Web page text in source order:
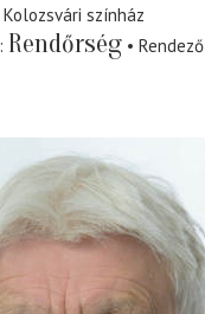
Kolozsvári színház
Rendőrség Rendező